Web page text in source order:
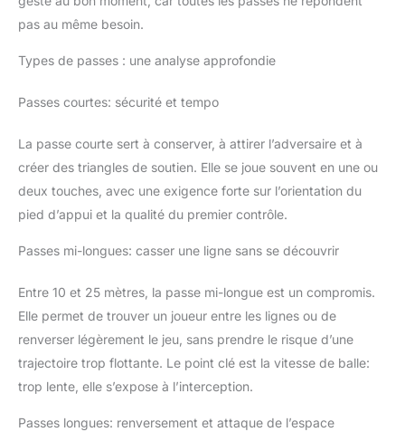
pas au même besoin.
Types de passes : une analyse approfondie
Passes courtes: sécurité et tempo
La passe courte sert à conserver, à attirer l’adversaire et à
créer des triangles de soutien. Elle se joue souvent en une ou
deux touches, avec une exigence forte sur l’orientation du
pied d’appui et la qualité du premier contrôle.
Passes mi-longues: casser une ligne sans se découvrir
Entre 10 et 25 mètres, la passe mi-longue est un compromis.
Elle permet de trouver un joueur entre les lignes ou de
renverser légèrement le jeu, sans prendre le risque d’une
trajectoire trop flottante. Le point clé est la vitesse de balle:
trop lente, elle s’expose à l’interception.
Passes longues: renversement et attaque de l’espace